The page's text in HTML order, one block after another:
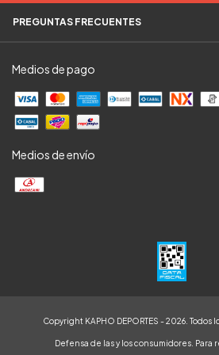
PREGUNTAS FRECUENTES
Medios de pago
Medios de envío
Copyright KAPHO DEPORTES - 2026. Todos
Defensa de las y los consumidores. Para